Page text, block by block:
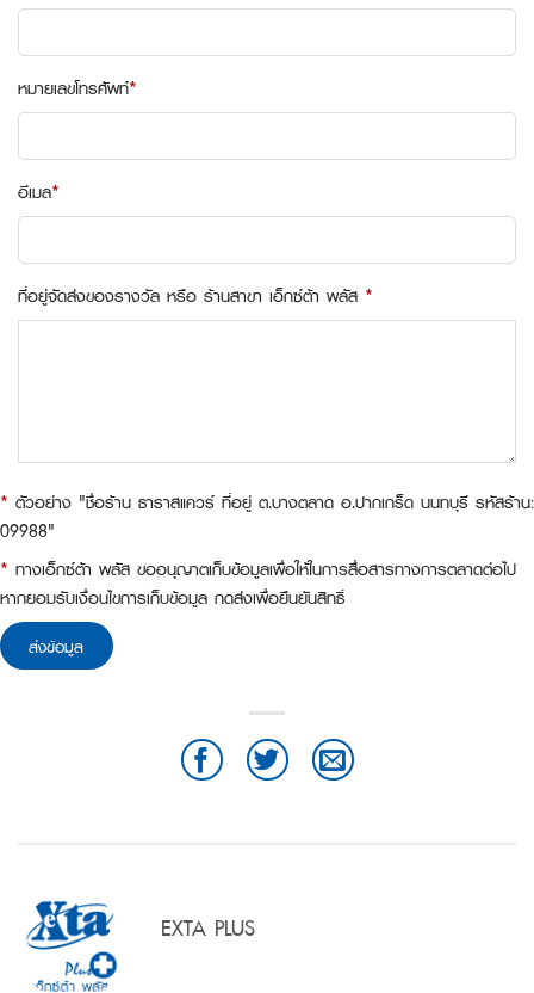
หมายเลขโทรศัพท์*
อีเมล*
ที่อยู่จัดส่งของรางวัล หรือ ร้านสาขา เอ็กซ์ต้า พลัส *
* ตัวอย่าง "ชื่อร้าน ธาราสแควร์ ที่อยู่ ต.บางตลาด อ.ปากเกร็ด นนทบุรี รหัสร้าน:
09988"
* ทางเอ็กซ์ต้า พลัส ขออนุญาตเก็บข้อมูลเพื่อให้ในการสื่อสารทางการตลาดต่อไป
หากยอมรับเงื่อนไขการเก็บข้อมูล กดส่งเพื่อยืนยันสิทธิ์
EXTA PLUS